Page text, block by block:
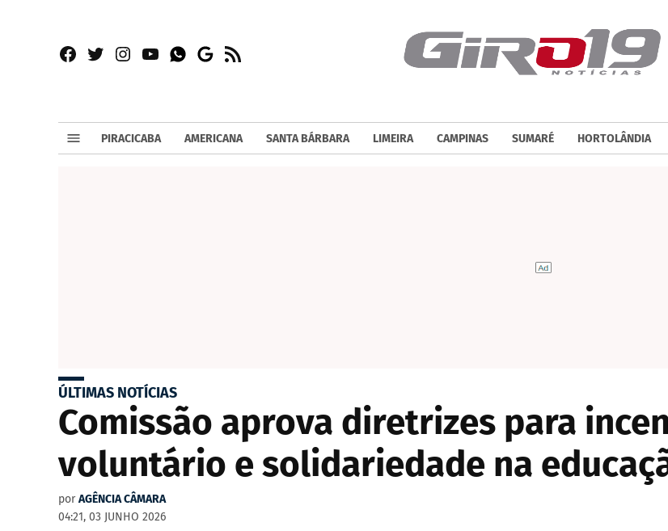
Facebook
TwitterInstagram
YouTubeWhatsapp
Google
RSS
PIRACICABA AMERICANA SANTA BÁRBARA LIMEIRA CAMPINAS SUMARÉ HORTOLÂNDIA
ÚLTIMAS NOTÍCIAS
Comissão aprova diretrizes para
voluntário e solidariedade na
por AGÊNCIA CÂMARA
04:21, 03 JUNHO 2026